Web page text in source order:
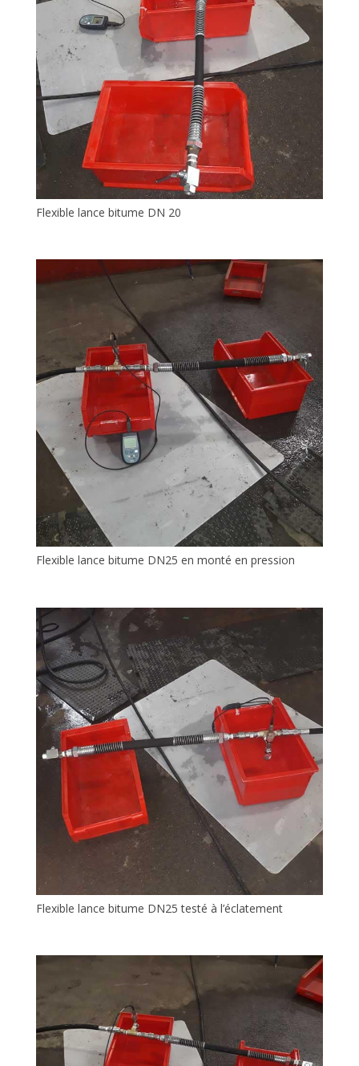
Flexible lance bitume DN 20
Flexible lance bitume DN25 en monté en pression
Flexible lance bitume DN25 testé à l’éclatement